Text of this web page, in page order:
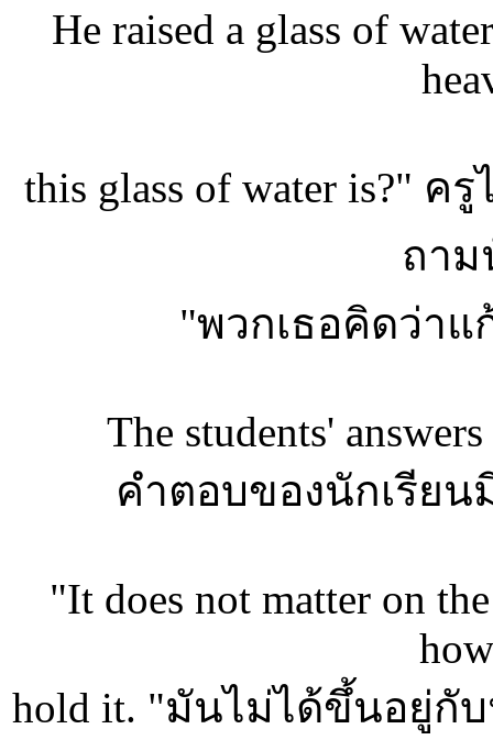
He raised a glass of
this glass of water is?"
ถาม
"พวกเธอคิดว่า
The students'
คำตอบของนักเรียน
"It does not matter on
hold it. "มันไม่ได้ขึ้นอยู่กั